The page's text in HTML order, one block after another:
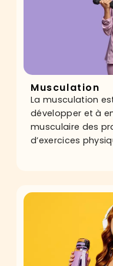
Musculation
La musculation
développer et à
musculaire des
d’exercices